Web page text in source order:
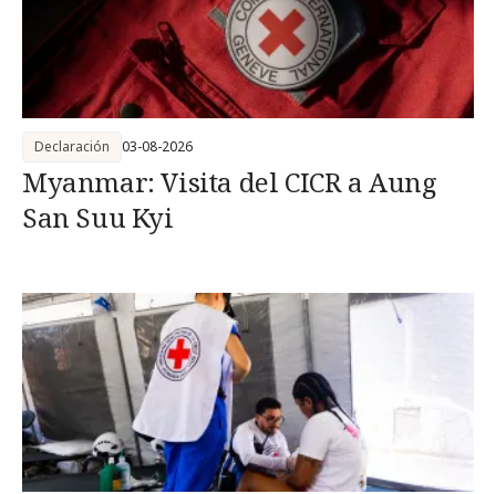
Myanmar: Visita del CICR a Aung
San Suu Kyi
Declaración 03-08-2026